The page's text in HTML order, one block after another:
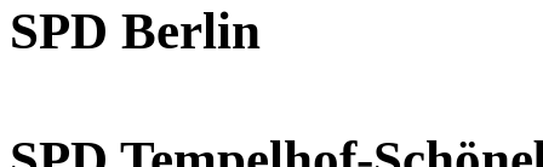
SPD Berlin